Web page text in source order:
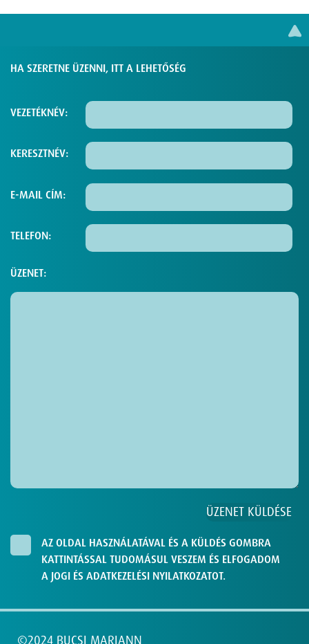
HA SZERETNE ÜZENNI, ITT A LEHETŐSÉG
VEZETÉKNÉV:
KERESZTNÉV:
E-MAIL CÍM:
TELEFON:
ÜZENET:
AZ OLDAL HASZNÁLATÁVAL ÉS A KÜLDÉS GOMBRA
KATTINTÁSSAL TUDOMÁSUL VESZEM ÉS ELFOGADOM
A JOGI ÉS ADATKEZELÉSI NYILATKOZATOT.
©2024 BUCSI MARIANN